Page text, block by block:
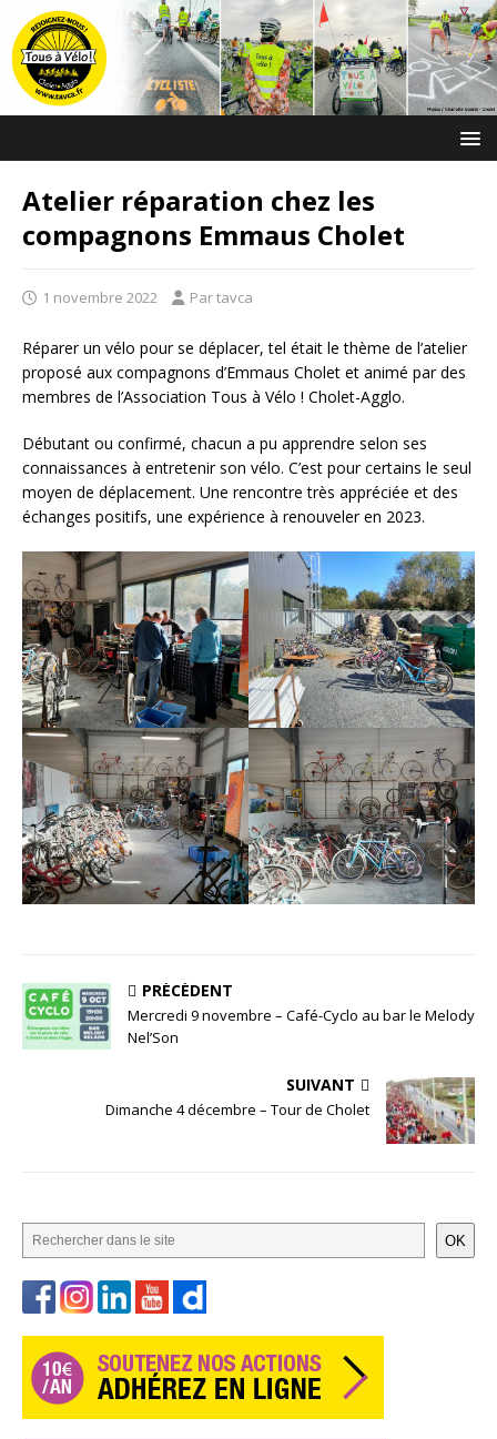
Atelier réparation chez les
compagnons Emmaus Cholet
1 novembre 2022 Par tavca
Réparer un vélo pour se déplacer, tel était le thème de l’atelier
proposé aux compagnons d’Emmaus Cholet et animé par des
membres de l’Association Tous à Vélo ! Cholet-Agglo.
Débutant ou confirmé, chacun a pu apprendre selon ses
connaissances à entretenir son vélo. C’est pour certains le seul
moyen de déplacement. Une rencontre très appréciée et des
échanges positifs, une expérience à renouveler en 2023.
PRÉCÉDENT
Mercredi 9 novembre – Café-Cyclo au bar le Melody
Nel’Son
SUIVANT
Dimanche 4 décembre – Tour de Cholet
OK